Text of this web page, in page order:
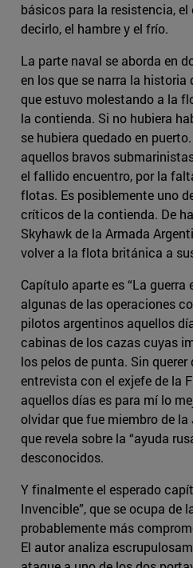
básicos para la resistencia,
decirlo, el hambre y el frío.
La parte naval se aborda en
en los que se narra la historia
que estuvo molestando a la
la contienda. Si no hubiera
se hubiera quedado en
aquellos bravos
el fallido encuentro, por la
flotas. Es posiblemente uno
críticos de la contienda. De
Skyhawk de la Armada
volver a la flota británica a
Capítulo aparte es “La guerra
algunas de las operaciones
pilotos argentinos aquellos
cabinas de los cazas cuyas
los pelos de punta. Sin
entrevista con el exjefe de la
aquellos días es para mí lo
olvidar que fue miembro de
que revela sobre la “ayuda
desconocidos.
Y finalmente el esperado
Invencible”, que se ocupa de
probablemente más
El autor analiza